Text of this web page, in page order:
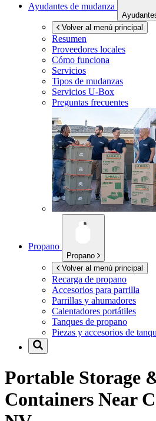
Ayudantes de mudanza
Volver al menú principal
Resumen
Proveedores locales
Cómo funciona
Servicios
Tipos de mudanzas
Servicios U-Box
Preguntas frecuentes
Propano
Propano
Volver al menú principal
Recarga de propano
Accesorios para parrilla
Parrillas y ahumadores
Calentadores portátiles
Tanques de propano
Piezas y accesorios de
Portable Storage
Containers Near